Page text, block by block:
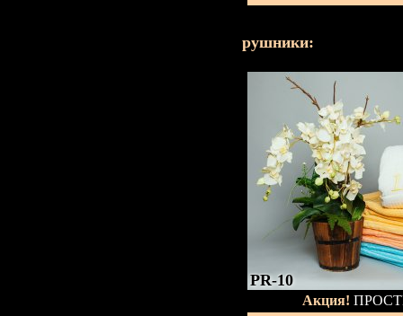
рушники:
PR-10
Акция!